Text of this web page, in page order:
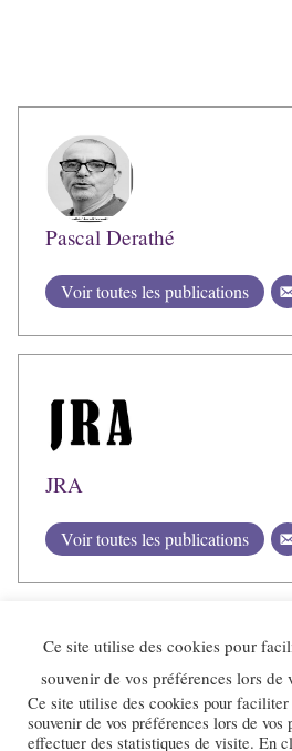
Pascal Derathé
Voir toutes les publications
JRA
Voir toutes les publications
Ce site utilise des cookies pour
souvenir de vos préférences lors de
Ce site utilise des cookies pour faciliter
souvenir de vos préférences lors de vos
effectuer des statistiques de visite. En